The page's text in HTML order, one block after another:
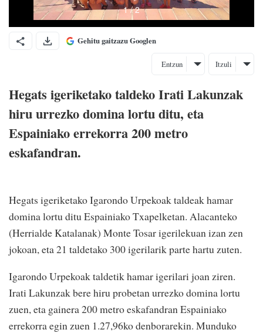
Gehitu gaitzazu Googlen
Entzun Itzuli
Hegats igeriketako taldeko Irati Lakunzak
hiru urrezko domina lortu ditu, eta
Espainiako errekorra 200 metro
eskafandran.
Hegats igeriketako Igarondo Urpekoak taldeak hamar
domina lortu ditu Espainiako Txapelketan. Alacanteko
(Herrialde Katalanak) Monte Tosar igerilekuan izan zen
jokoan, eta 21 taldetako 300 igerilarik parte hartu zuten.
Igarondo Urpekoak taldetik hamar igerilari joan ziren.
Irati Lakunzak bere hiru probetan urrezko domina lortu
zuen, eta gainera 200 metro eskafandran Espainiako
errekorra egin zuen 1.27,96ko denborarekin. Munduko